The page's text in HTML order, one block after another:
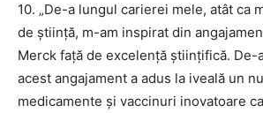
10. „De-a lungul carierei mele, atât ca
de știință, m-am inspirat din
Merck față de excelență științifică. De-
acest angajament a adus la iveală un
medicamente și vaccinuri inovatoare